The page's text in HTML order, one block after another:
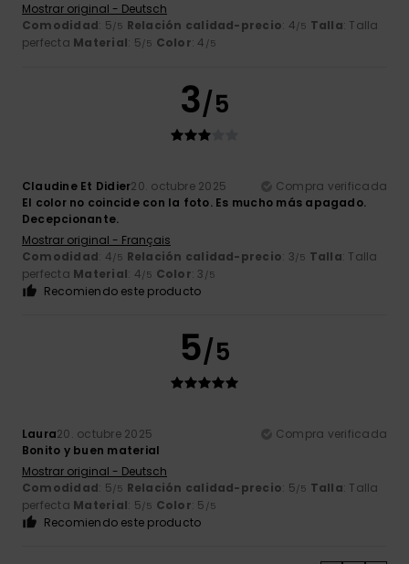
Mostrar original - Deutsch
Comodidad: 5/5 Relación calidad-precio: 4/5 Talla: Talla
perfecta Material: 5/5 Color: 4 /5
3/5
Claudine Et Didier20. octubre 2025
Compra verificada
El color no coincide con la foto. Es mucho más apagado.
Decepcionante.
Mostrar original - Français
Comodidad: 4/5 Relación calidad-precio: 3/5 Talla: Talla
perfecta Material: 4/5 Color: 3 /5
Recomiendo este producto
5/5
Laura20. octubre 2025
Compra verificada
Bonito y buen material
Mostrar original - Deutsch
Comodidad: 5/5 Relación calidad-precio: 5/5 Talla: Talla
perfecta Material: 5/5 Color: 5 /5
Recomiendo este producto